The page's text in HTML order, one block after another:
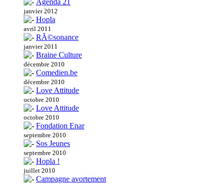
Agenda 21
janvier 2012
Hopla
avril 2011
RÃ©sonance
janvier 2011
Braine Culture
décembre 2010
Comedien.be
décembre 2010
Love Attitude
octobre 2010
Love Attitude
octobre 2010
Fondation Enar
septembre 2010
Sos Jeunes
septembre 2010
Hopla !
juillet 2010
Campagne avortement